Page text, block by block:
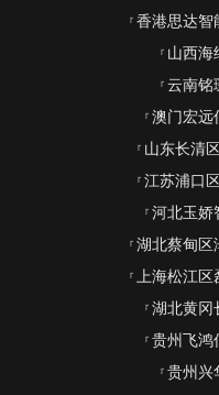
香港思达智
山西海
云南铭
澳门宏远
山东长清
江苏浦口
河北玉娇
湖北蔡甸区
上海松江区
湖北黄冈
贵州飞鸿
贵州兴